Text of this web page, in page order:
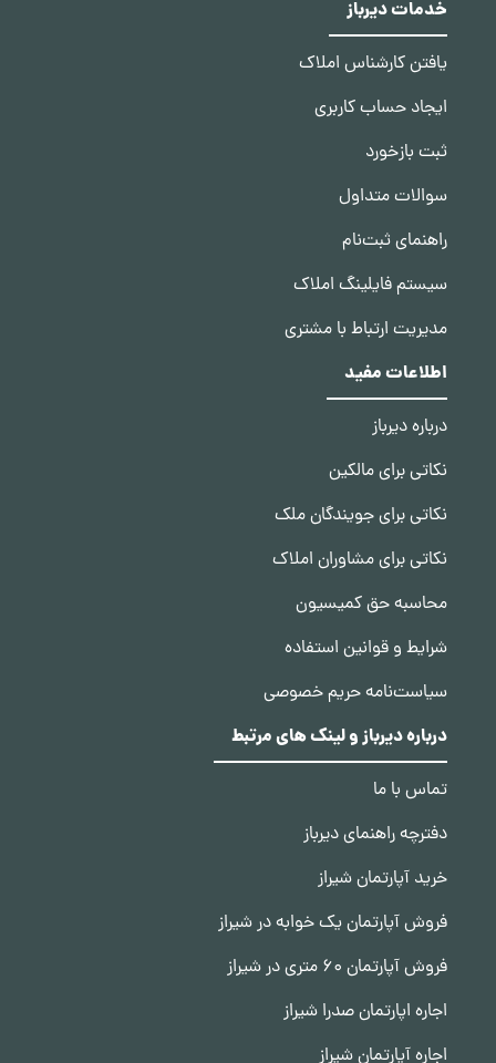
خدمات دیرباز
یافتن کارشناس املاک
ایجاد حساب کاربری
ثبت بازخورد
سوالات متداول
راهنمای ثبت‌نام
سیستم فایلینگ املاک
مدیریت ارتباط با مشتری
اطلاعات مفید
درباره دیرباز
نکاتی برای مالکین
نکاتی برای جویندگان ملک
نکاتی برای مشاوران املاک
محاسبه حق کمیسیون
شرایط و قوانین استفاده
سیاست‌نامه حریم خصوصی
درباره دیرباز و لینک های مرتبط
تماس با ما
دفترچه راهنمای دیرباز
خرید آپارتمان شیراز
فروش آپارتمان یک خوابه در شیراز
فروش آپارتمان 60 متری در شیراز
اجاره اپارتمان صدرا شیراز
اجاره آپارتمان شیراز